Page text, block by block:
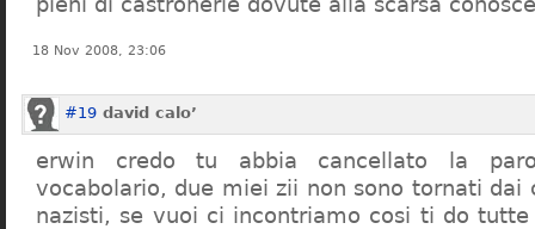
18 Nov 2008, 23:06
#19 david calo’
erwin credo tu abbia cancellato la
vocabolario, due miei zii non sono tornati dai
nazisti, se vuoi ci incontriamo cosi ti do tutte